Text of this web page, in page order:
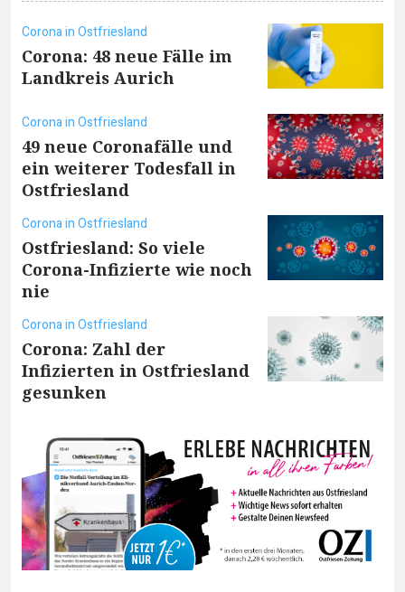
Corona in Ostfriesland
Corona: 48 neue Fälle im
Landkreis Aurich
Corona in Ostfriesland
49 neue Coronafälle und
ein weiterer Todesfall in
Ostfriesland
Corona in Ostfriesland
Ostfriesland: So viele
Corona-Infizierte wie noch
nie
Corona in Ostfriesland
Corona: Zahl der
Infizierten in Ostfriesland
gesunken